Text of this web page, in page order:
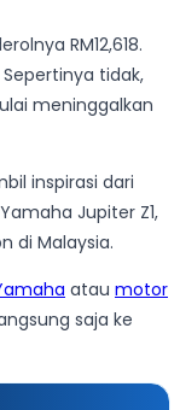
RM12,618.
tidak,
meninggalkan
inspirasi dari
Jupiter Z1,
di Malaysia.
atau motor
saja ke